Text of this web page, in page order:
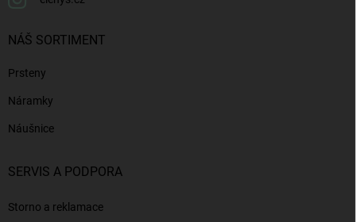
NÁŠ SORTIMENT
Prsteny
Náramky
Náušnice
SERVIS A PODPORA
Storno a reklamace